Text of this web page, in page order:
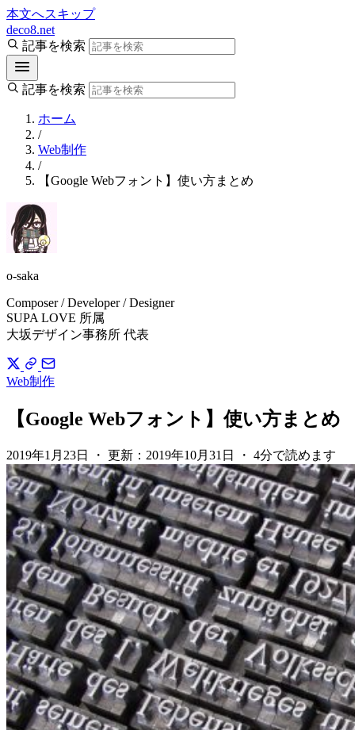
本文へスキップ
deco8.net
記事を検索
記事を検索
ホーム
/
Web制作
/
【Google Webフォント】使い方まとめ
o-saka
Composer / Developer / Designer
SUPA LOVE 所属
大坂デザイン事務所 代表
Web制作
【Google Webフォント】使い方まとめ
2019年1月23日 ・ 更新： 2019年10月31日 ・ 4分で読めます